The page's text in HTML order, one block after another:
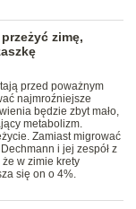
zimę,
przed poważnym
najmroźniejsze
będzie zbyt mało,
metabolizm.
Zamiast migrować
i jej zespół z
w zimie krety
się on o 4%.